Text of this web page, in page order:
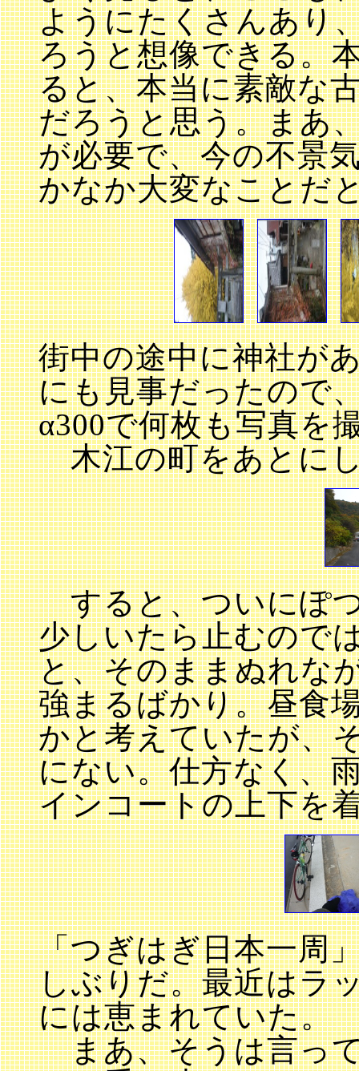
ようにたくさんあり
ろうと想像できる。
ると、本当に素敵な
だろうと思う。まあ
が必要で、今の不景
かなか大変なことだ
街中の途中に神社が
にも見事だったので
α300で何枚も写真を
木江の町をあとに
すると、ついにぽ
少しいたら止むので
と、そのままぬれな
強まるばかり。昼食
かと考えていたが、
にない。仕方なく、
インコートの上下を
「つぎはぎ日本一周
しぶりだ。最近はラ
には恵まれていた。
まあ、そうは言っ